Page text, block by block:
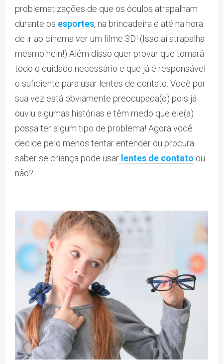
problematizações de que os óculos atrapalham
durante os esportes, na brincadeira e até na hora
de ir ao cinema ver um filme 3D! (Isso aí atrapalha
mesmo hein!) Além disso quer provar que tomará
todo o cuidado necessário e que já é responsável
o suficiente para usar lentes de contato. Você por
sua vez está obviamente preocupada(o) pois já
ouviu algumas histórias e têm medo que ele(a)
possa ter algum tipo de problema! Agora você
decide pelo menos tentar entender ou procura
saber se criança pode usar lentes de contato ou
não?